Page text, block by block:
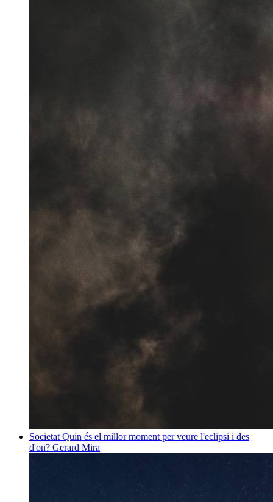
Societat Quin és el millor moment per veure l'eclipsi i des
d'on? Gerard Mira